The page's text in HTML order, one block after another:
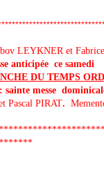
et Fabrice
DU TEMPS
: sainte messe
Pascal PIRAT.